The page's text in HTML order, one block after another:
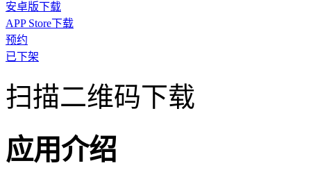
安卓版下载
APP Store下载
预约
已下架
扫描二维码下载
应用介绍